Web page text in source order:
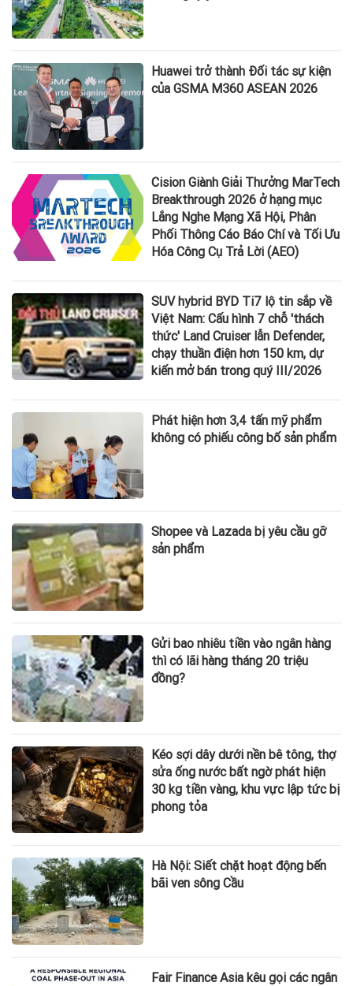
Huawei trở thành Đối tác sự kiện
của GSMA M360 ASEAN 2026
Cision Giành Giải Thưởng MarTech
Breakthrough 2026 ở hạng mục
Lắng Nghe Mạng Xã Hội, Phân
Phối Thông Cáo Báo Chí và Tối Ưu
Hóa Công Cụ Trả Lời (AEO)
SUV hybrid BYD Ti7 lộ tin sắp về
Việt Nam: Cấu hình 7 chỗ 'thách
thức' Land Cruiser lẫn Defender,
chạy thuần điện hơn 150 km, dự
kiến mở bán trong quý III/2026
Phát hiện hơn 3,4 tấn mỹ phẩm
không có phiếu công bố sản phẩm
Shopee và Lazada bị yêu cầu gỡ
sản phẩm
Gửi bao nhiêu tiền vào ngân hàng
thì có lãi hàng tháng 20 triệu
đồng?
Kéo sợi dây dưới nền bê tông, thợ
sửa ống nước bất ngờ phát hiện
30 kg tiền vàng, khu vực lập tức bị
phong tỏa
Hà Nội: Siết chặt hoạt động bến
bãi ven sông Cầu
Fair Finance Asia kêu gọi các ngân